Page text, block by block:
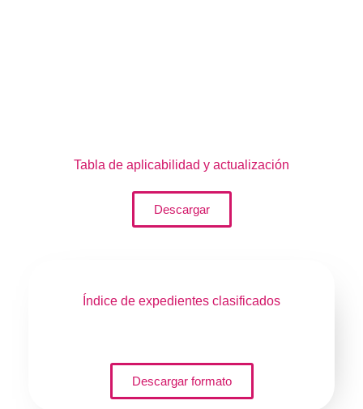
Tabla de aplicabilidad y actualización
Descargar
Índice de expedientes clasificados
Descargar formato